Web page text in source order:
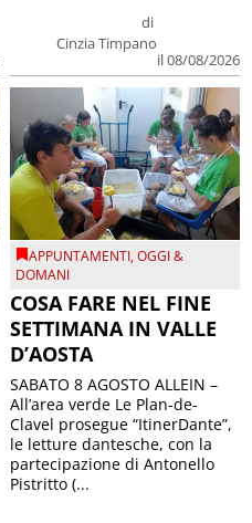
di
Cinzia Timpano
il 08/08/2026
APPUNTAMENTI,OGGI &
DOMANI
COSA FARE NEL FINE
SETTIMANA IN VALLE
D’AOSTA
SABATO 8 AGOSTO ALLEIN –
All’area verde Le Plan-de-
Clavel prosegue “ItinerDante”,
le letture dantesche, con la
partecipazione di Antonello
Pistritto (...